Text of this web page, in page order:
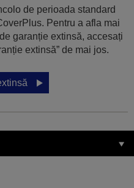
de perioada standard
Pentru a afla mai
garanție extinsă, accesați
extinsă” de mai jos.